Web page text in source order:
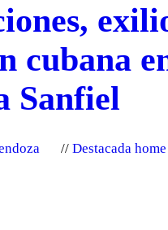
cubana
Sanfiel
Destacada